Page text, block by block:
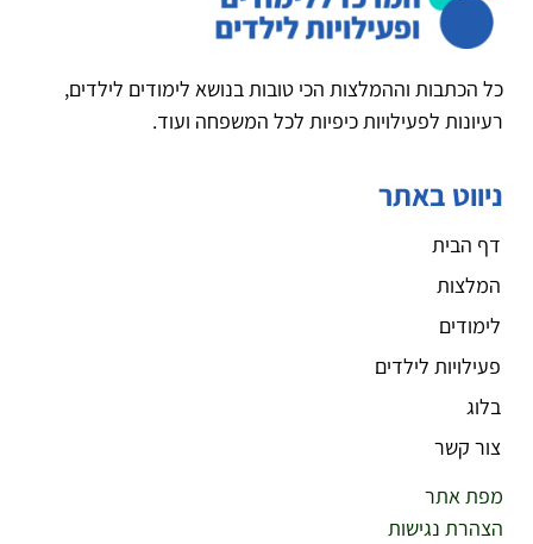
כל הכתבות וההמלצות הכי טובות בנושא לימודים לילדים,
רעיונות לפעילויות כיפיות לכל המשפחה ועוד.
ניווט באתר
דף הבית
המלצות
לימודים
פעילויות לילדים
בלוג
צור קשר
מפת אתר
הצהרת נגישות